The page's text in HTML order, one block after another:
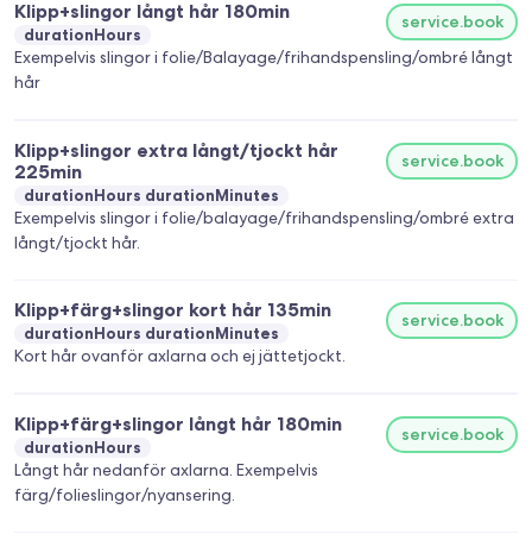
Klipp+slingor långt hår 180min
durationHours
service.book
Exempelvis slingor i folie/Balayage/frihandspensling/ombré långt
hår
Klipp+slingor extra långt/tjockt hår
225min
durationHours durationMinutes
service.book
Exempelvis slingor i folie/balayage/frihandspensling/ombré extra
långt/tjockt hår.
Klipp+färg+slingor kort hår 135min
durationHours durationMinutes
service.book
Kort hår ovanför axlarna och ej jättetjockt.
Klipp+färg+slingor långt hår 180min
durationHours
service.book
Långt hår nedanför axlarna. Exempelvis
färg/folieslingor/nyansering.